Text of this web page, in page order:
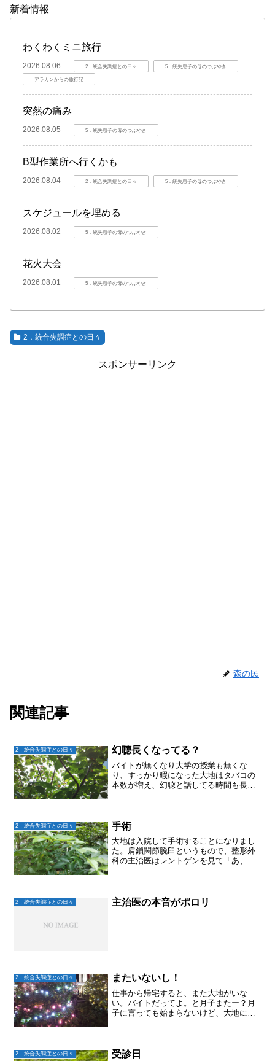
新着情報
わくわくミニ旅行
2026.08.06 2．統合失調症との日々 5．統失息子の母のつぶやき
アラカンからの旅行記
突然の痛み
2026.08.05 5．統失息子の母のつぶやき
B型作業所へ行くかも
2026.08.04 2．統合失調症との日々 5．統失息子の母のつぶやき
スケジュールを埋める
2026.08.02 5．統失息子の母のつぶやき
花火大会
2026.08.01 5．統失息子の母のつぶやき
2．統合失調症との日々
スポンサーリンク
森の民
関連記事
2．統合失調症との日々 幻聴長くなってる？
バイトが無くなり大学の授業も無くな
り、すっかり暇になった大地はタバコの
本数が増え、幻聴と話してる時間も長く
い出し笑いなのか分からない...
2．統合失調症との日々 手術
大地は入院して手術することになりまし
た。肩鎖関節脱臼というもので、整形外
科の主治医はレントゲンを見て「あ、こ
てもらえると気持ちよく諦...
2．統合失調症との日々 主治医の本音がポロリ
2．統合失調症との日々 またいないし！
仕事から帰宅すると、また大地がいな
い。バイトだってよ。と月子またー？月
子に言っても始まらないけど、大地に連
の時はアパート帰...
2．統合失調症との日々 受診日